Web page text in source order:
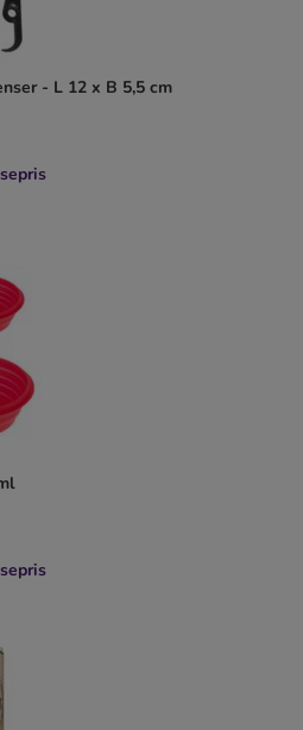
- L 12 x B 5,5 cm
silikon - 500 ml